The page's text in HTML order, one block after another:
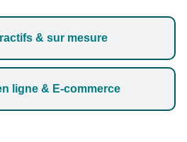
& sur mesure
ligne & E-commerce